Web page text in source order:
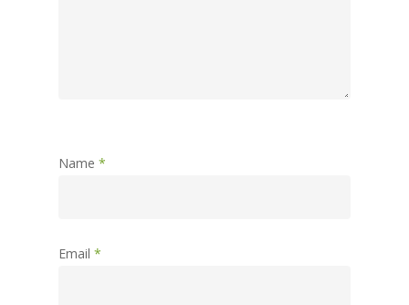
Name *
Email *